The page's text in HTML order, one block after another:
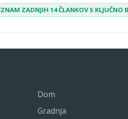
ZADNJIH 14 ČLANKOV S KLJUČNO
Dom
Gradnja